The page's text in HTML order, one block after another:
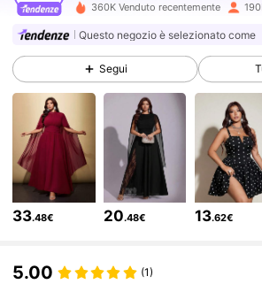
156K Follower
4.76 156K Follower
156K Follower
360K Venduto recentemente
Questo negozio è selezionato come
Segui
33.48€ 20.48€ 13.62€
5.00 (1)